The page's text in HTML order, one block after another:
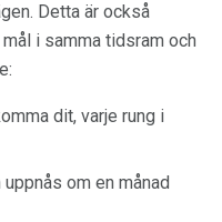
Detta är också
i samma tidsram och
dit, varje rung i
om en månad